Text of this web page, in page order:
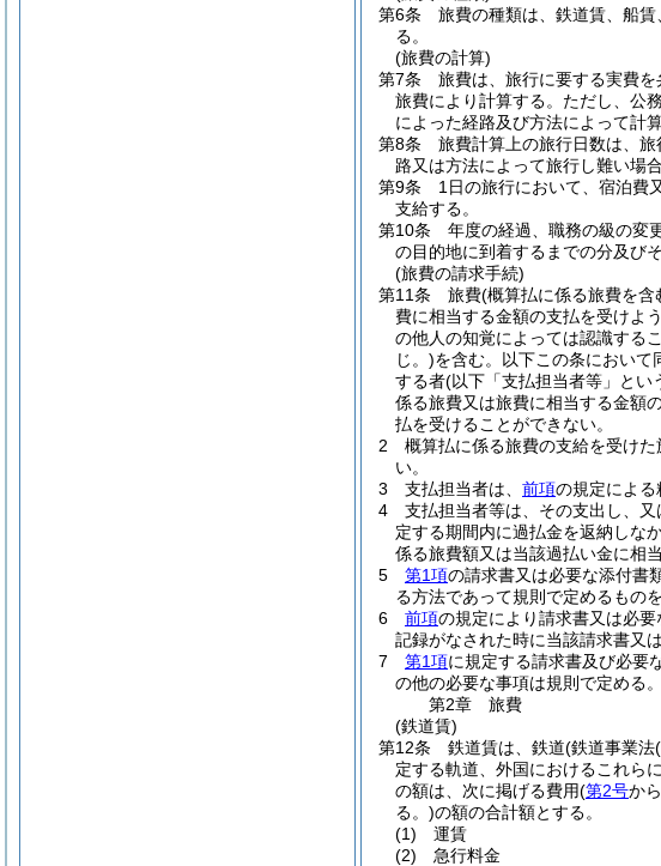
第6条
旅費の種類は、鉄道賃、船
る。
(旅費の計算)
第7条
旅費は、旅行に要する実費
旅費により計算する。 ただし、公
によった経路及び方法によって計算
第8条
旅費計算上の旅行日数は、旅
路又は方法によって旅行し難い場
第9条
1日の旅行において、宿泊費
支給する。
第10条
年度の経過、職務の級の変
の目的地に到着するまでの分及び
(旅費の請求手続)
第11条
旅費(概算払に係る旅費を含
費に相当する金額の支払を受けよ
の他人の知覚によっては認識する
じ。)を含む。以下この条において
する者(以下「支払担当者等」とい
係る旅費又は旅費に相当する金額
払を受けることができない。
2
概算払に係る旅費の支給を受け
い。
3
支払担当者は、 前項の規定による
4
支払担当者等は、その支出し、
定する期間内に過払金を返納しな
係る旅費額又は当該過払い金に相
5
第1項の請求書又は必要な添付書
る方法であって規則で定めるものを
6
前項の規定により請求書又は必
記録がなされた時に当該請求書又
7
第1項に規定する請求書及び必要
の他の必要な事項は規則で定める。
第2章
旅費
(鉄道賃)
第12条
鉄道賃は、鉄道(鉄道事業法
定する軌道、外国におけるこれら
の額は、次に掲げる費用(第2号から
る。)の額の合計額とする。
(1)
運賃
(2)
急行料金